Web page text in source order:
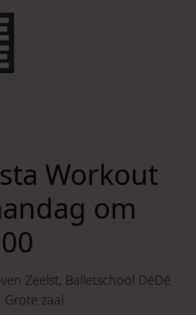
Workout
om
Zeelst Balletschool DéDé
Grote zaal